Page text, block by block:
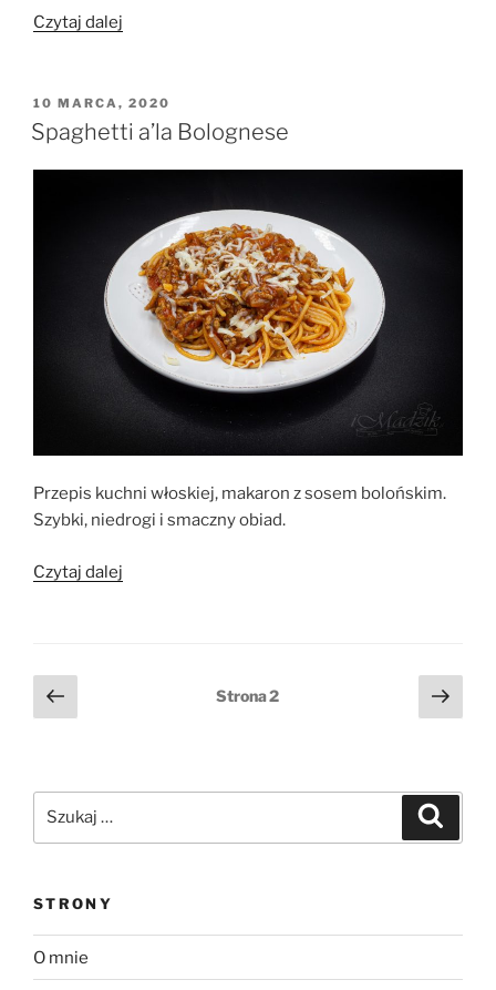
Czytaj dalej
czosnkowy”
OPUBLIKOWANE
W
10 MARCA, 2020
Spaghetti a’la Bolognese
Przepis kuchni włoskiej, makaron z sosem bolońskim.
Szybki, niedrogi i smaczny obiad.
Czytaj dalej
Stronicowanie
wpisów
Poprzednia
strona
Strona2
STRONY
O mnie